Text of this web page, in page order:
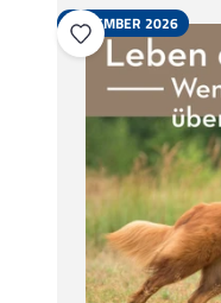
NOVEMBER 2026